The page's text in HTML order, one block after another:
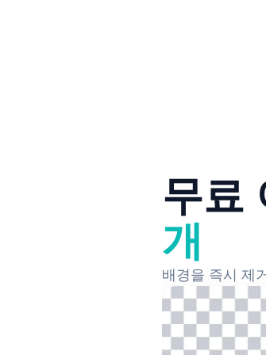
무료
개
배경을 즉시 제